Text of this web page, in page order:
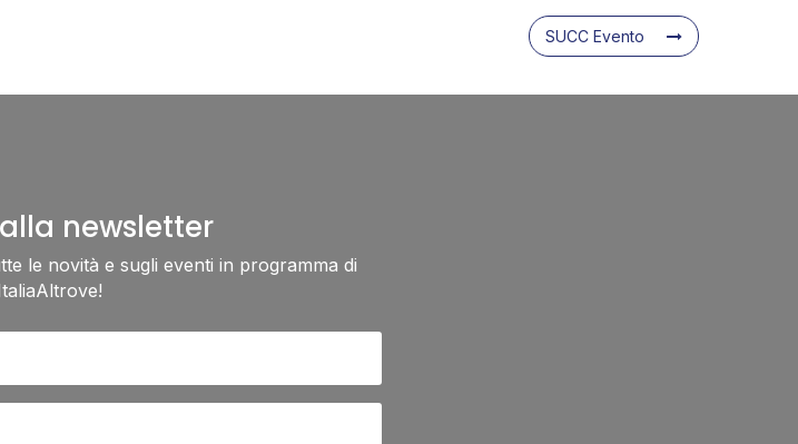
SUCC Evento
newsletter
le novità e sugli eventi in programma di